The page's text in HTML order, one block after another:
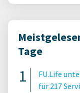
Tage
FU.Life
für 217